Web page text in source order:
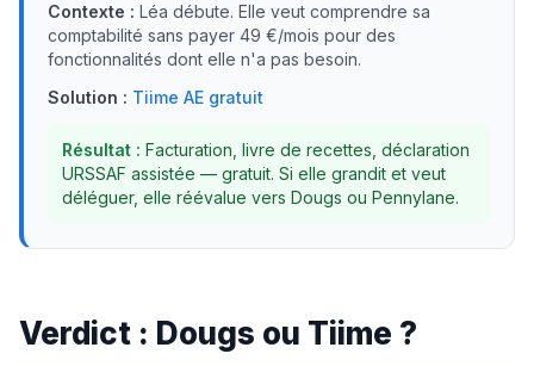
Contexte : Léa débute. Elle veut comprendre sa
comptabilité sans payer 49 €/mois pour des
fonctionnalités dont elle n'a pas besoin.
Solution : Tiime AE gratuit
Résultat : Facturation, livre de recettes, déclaration
URSSAF assistée — gratuit. Si elle grandit et veut
déléguer, elle réévalue vers Dougs ou Pennylane.
Verdict : Dougs ou Tiime ?